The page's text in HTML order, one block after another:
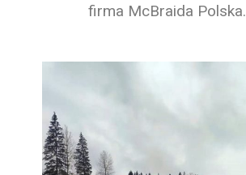
firma McBraida Polska.